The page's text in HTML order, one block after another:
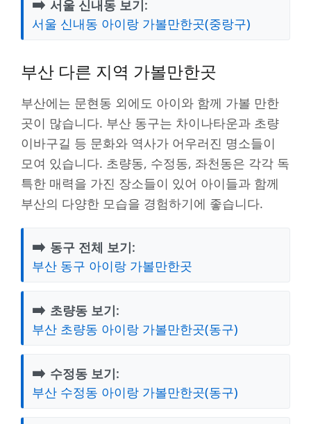
서울 신내동 보기:
서울 신내동 아이랑 가볼만한곳(중랑구)
부산 다른 지역 가볼만한곳
부산에는 문현동 외에도 아이와 함께 가볼 만한
곳이 많습니다. 부산 동구는 차이나타운과 초량
이바구길 등 문화와 역사가 어우러진 명소들이
모여 있습니다. 초량동, 수정동, 좌천동은 각각 독
특한 매력을 가진 장소들이 있어 아이들과 함께
부산의 다양한 모습을 경험하기에 좋습니다.
➡️ 동구 전체 보기:
부산 동구 아이랑 가볼만한곳
➡️ 초량동 보기:
부산 초량동 아이랑 가볼만한곳(동구)
➡️ 수정동 보기:
부산 수정동 아이랑 가볼만한곳(동구)